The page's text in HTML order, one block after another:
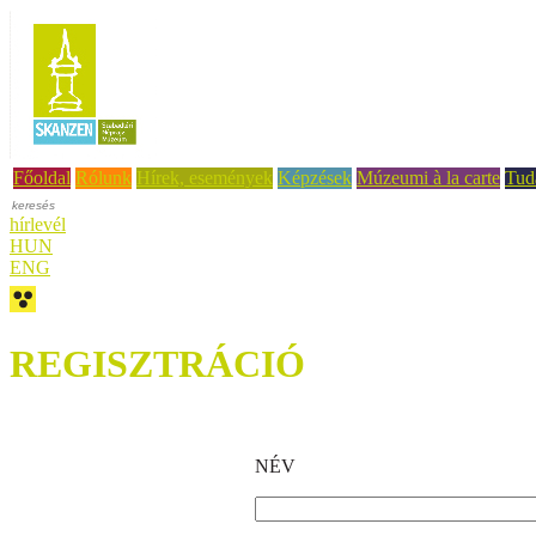
Főoldal Rólunk Hírek, események Képzések Múzeumi à la carte
hírlevél
HUN
ENG
REGISZTRÁCIÓ
NÉV